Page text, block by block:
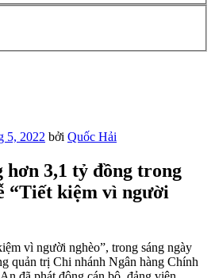
5, 2022 bởi Quốc Hải
hơn 3,1 tỷ đồng trong
“Tiết kiệm vì người
vì người nghèo”, trong sáng ngày
quản trị Chi nhánh Ngân hàng Chính